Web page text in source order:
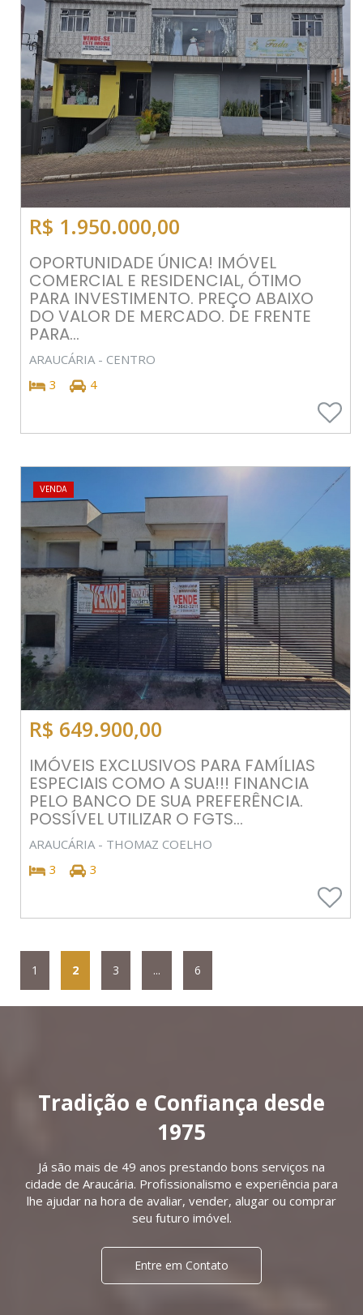
R$ 1.950.000,00
OPORTUNIDADE ÚNICA! IMÓVEL
COMERCIAL E RESIDENCIAL, ÓTIMO
PARA INVESTIMENTO. PREÇO ABAIXO
DO VALOR DE MERCADO. DE FRENTE
PARA...
ARAUCÁRIA - CENTRO
3
4
VENDA
R$ 649.900,00
IMÓVEIS EXCLUSIVOS PARA FAMÍLIAS
ESPECIAIS COMO A SUA!!! FINANCIA
PELO BANCO DE SUA PREFERÊNCIA.
POSSÍVEL UTILIZAR O FGTS...
ARAUCÁRIA - THOMAZ COELHO
3
3
1 2 3 ... 6
Tradição e Confiança desde
1975
Já são mais de 49 anos prestando bons serviços na
cidade de Araucária. Profissionalismo e experiência para
lhe ajudar na hora de avaliar, vender, alugar ou comprar
seu futuro imóvel.
Entre em Contato